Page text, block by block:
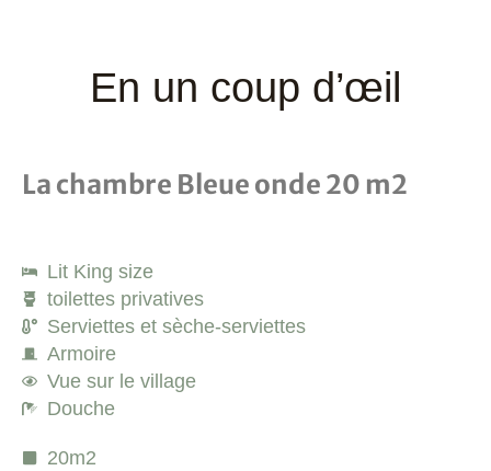
En un coup d’œil
La chambre Bleue onde 20 m2
Lit King size
toilettes privatives
Serviettes et sèche-serviettes
Armoire
Vue sur le village
Douche
20m2